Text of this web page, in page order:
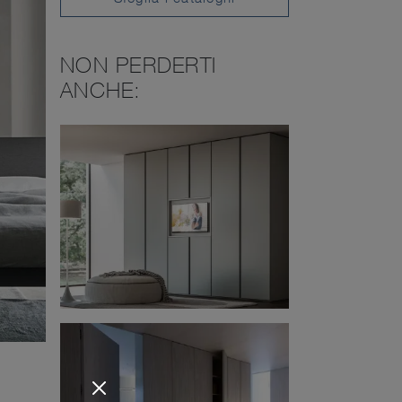
NON PERDERTI
ANCHE: